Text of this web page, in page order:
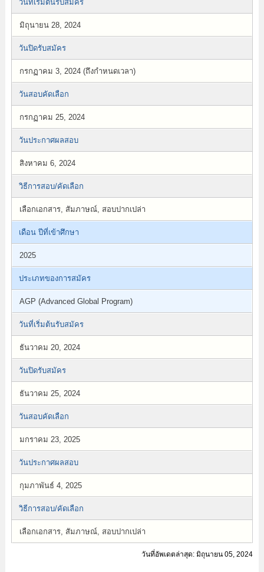
วันที่เริ่มต้นรับสมัคร
มิถุนายน 28, 2024
วันปิดรับสมัคร
กรกฏาคม 3, 2024 (ถึงกำหนดเวลา)
วันสอบคัดเลือก
กรกฏาคม 25, 2024
วันประกาศผลสอบ
สิงหาคม 6, 2024
วิธีการสอบ/คัดเลือก
เลือกเอกสาร, สัมภาษณ์, สอบปากเปล่า
เดือน ปีที่เข้าศึกษา
2025
ประเภทของการสมัคร
AGP (Advanced Global Program)
วันที่เริ่มต้นรับสมัคร
ธันวาคม 20, 2024
วันปิดรับสมัคร
ธันวาคม 25, 2024
วันสอบคัดเลือก
มกราคม 23, 2025
วันประกาศผลสอบ
กุมภาพันธ์ 4, 2025
วิธีการสอบ/คัดเลือก
เลือกเอกสาร, สัมภาษณ์, สอบปากเปล่า
วันที่อัพเดตล่าสุด: มิถุนายน 05, 2024